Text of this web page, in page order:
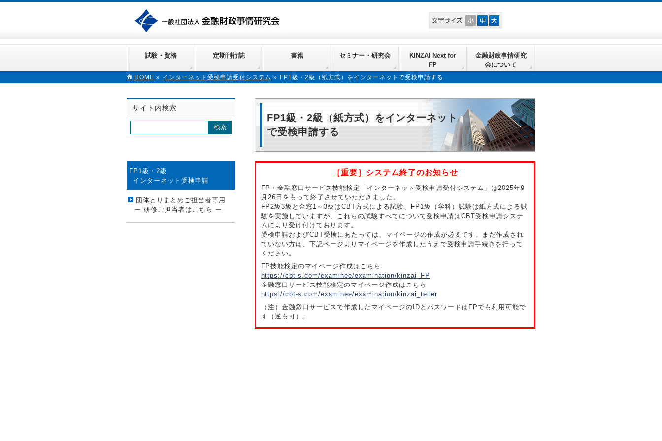
試験・資格 定期刊行誌 書籍 セミナー・研究会
KINZAI Next for
FP
金融財政事情研究
会について
HOME » インターネット受検申請受付システム » FP1級・2級（紙方式）をインターネットで受検申請する
FP1級・2級（紙方式）をインターネット
で受検申請する
［重要］システム終了のお知らせ
FP・金融窓口サービス技能検定「インターネット受検申請受付システム」は2025年9
月26日をもって終了させていただきました。
FP2級3級と金窓1～3級はCBT方式による試験、FP1級（学科）試験は紙方式による試
験を実施していますが、これらの試験すべてについて受検申請はCBT受検申請システ
ムにより受け付けております。
受検申請およびCBT受検にあたっては、マイページの作成が必要です。まだ作成され
ていない方は、下記ページよりマイページを作成したうえで受検申請手続きを行って
ください。
FP技能検定のマイページ作成はこちら
https://cbt-s.com/examinee/examination/kinzai_FP
金融窓口サービス技能検定のマイページ作成はこちら
https://cbt-s.com/examinee/examination/kinzai_teller
（注）金融窓口サービスで作成したマイページのIDとパスワードはFPでも利用可能で
す（逆も可）。
サイト内検索
FP1級・2級
インターネット受検申請
団体とりまとめご担当者専用
ー 研修ご担当者はこちら ー